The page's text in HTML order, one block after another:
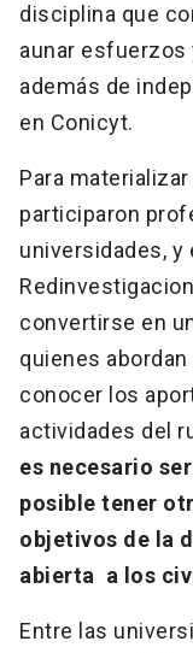
disciplina que
aunar esfuerzos
además de
en Conicyt.
Para
participaron
universidades,
convertirse en
quienes
conocer los
actividades del
es necesario
posible tener
objetivos de la
abierta a los
Entre las